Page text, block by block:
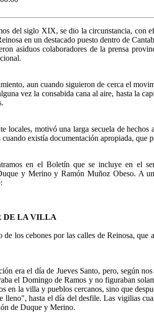
del siglo XIX, se dio la circunstancia, con
en un destacado puesto dentro de
asiduos colaboradores de la prensa
aun cuando siguieron de cerca el
vez la consabida cana al aire, hasta la
locales, motivó una larga secuela de hechos
existía documentación apropiada, que
en el Boletín que se incluye en el
y Merino y Ramón Muñoz Obeso. A
DE LA VILLA
los cebones por las calles de Reinosa,
era el día de Jueves Santo, pero, según
el Domingo de Ramos y no figuraban
en la villa y pueblos cercanos, sino que
lleno", hasta el día del desfile. Las vigilias
de Duque y Merino.